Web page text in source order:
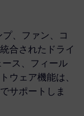
、ファン、コ
合されたドライ
ス、フィール
ウェア機能は、
サポートしま